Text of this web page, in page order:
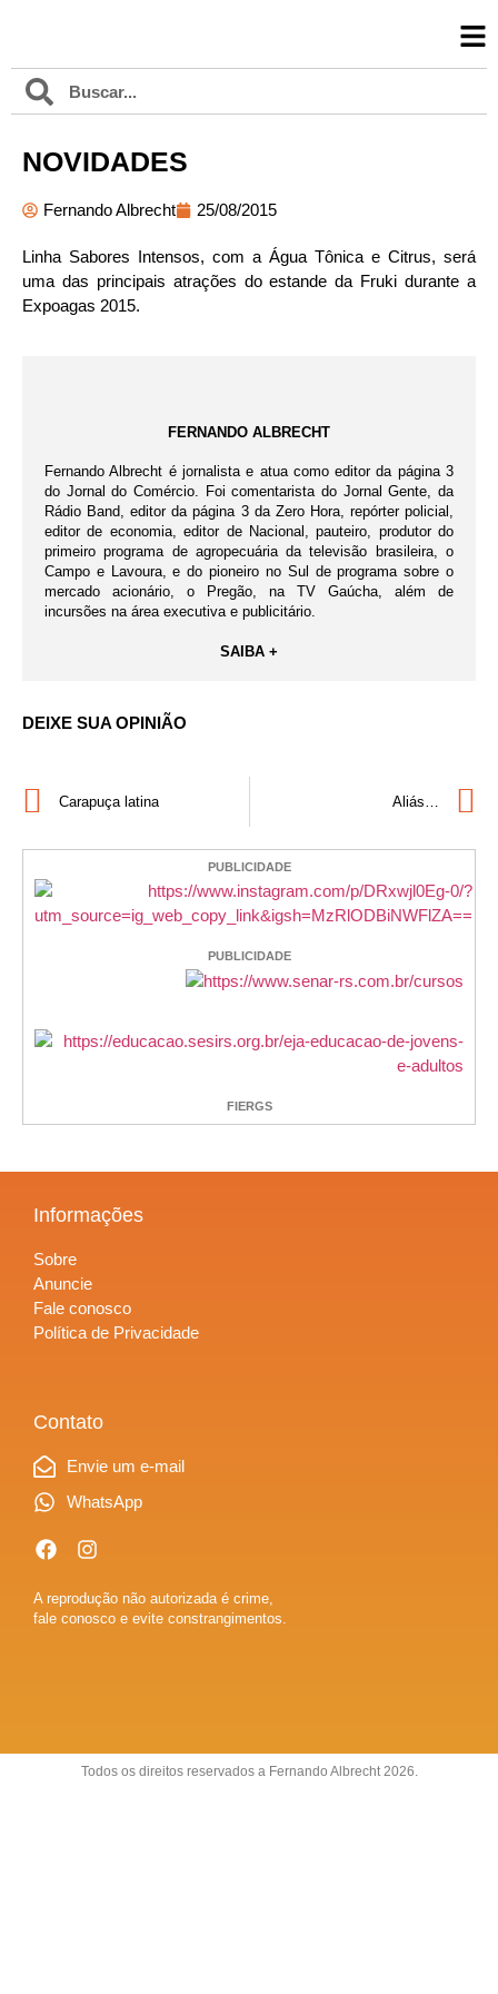
NOVIDADES
Fernando Albrecht 25/08/2015
Linha Sabores Intensos, com a Água Tônica e Citrus, será
uma das principais atrações do estande da Fruki durante a
Expoagas 2015.
FERNANDO ALBRECHT
Fernando Albrecht é jornalista e atua como editor da página 3
do Jornal do Comércio. Foi comentarista do Jornal Gente, da
Rádio Band, editor da página 3 da Zero Hora, repórter policial,
editor de economia, editor de Nacional, pauteiro, produtor do
primeiro programa de agropecuária da televisão brasileira, o
Campo e Lavoura, e do pioneiro no Sul de programa sobre o
mercado acionário, o Pregão, na TV Gaúcha, além de
incursões na área executiva e publicitário.
SAIBA +
DEIXE SUA OPINIÃO
Carapuça latina Aliás…
PUBLICIDADE
PUBLICIDADE
FIERGS
Informações
Sobre
Anuncie
Fale conosco
Política de Privacidade
Contato
Envie um e-mail
WhatsApp
A reprodução não autorizada é crime,
fale conosco e evite constrangimentos.
Todos os direitos reservados a Fernando Albrecht 2026.